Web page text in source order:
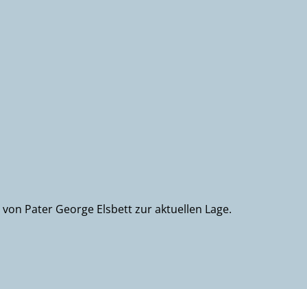
Pater George Elsbett zur aktuellen Lage.